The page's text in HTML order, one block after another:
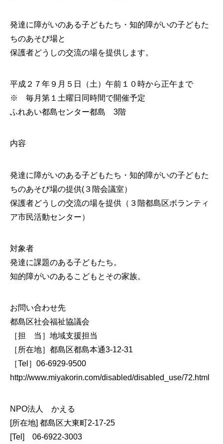
発達に障がいのある子どもたち・知的障がいの子どもた
ちのあそび場と
保護者どうしの交流の場を提供します。
平成２７年９月５日（土）午前１０時から正午まで
※ 毎月第１土曜日同時間で開催予定
ふれあい都島センター都島 3階
内容
発達に障がいのある子どもたち・知的障がいの子どもた
ちのあそび場の提供(３階会議室）
保護者どうしの交流の場を提供（３階都島区ボランティ
ア市民活動センター）
対象者
発達に課題のある子どもたち。
知的障がいのあるこどもとその家族。
お問い合わせ先
都島区社会福祉協議会
［担 当］地域支援担当
［所在地］都島区都島本通3-12-31
［Tel］06-6929-9500
http://www.miyakorin.com/disabled/disabled_use/72.html
NPO法人
かえる
[所在地] 都島区大東町2-17-25
[Tel] 06-6922-3003